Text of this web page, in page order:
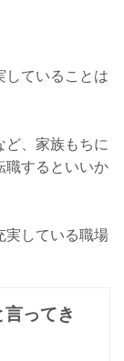
していることは
ど、家族もちに
職するといいか
実している職場
ってき